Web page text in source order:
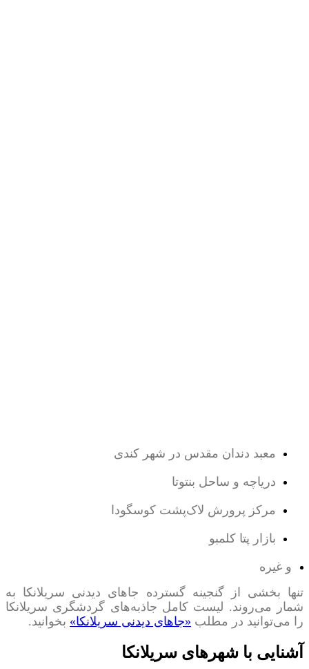
معبد دندان مقدس در شهر کندی
دریاچه و ساحل بنتوتا
مرکز پرورش لاک‌پشت کوسگودا
بازار پتا کلمبو
و غیره
تنها بخشی از گنجینه گسترده جاهای دیدنی سریلانکا به
شمار می‌روند. لیست کامل جاذبه‌های گردشگری سریلانکا
را می‌توانید در مطلب «جاهای دیدنی سریلانکا» بخوانید.
آشنایی با شهرهای سریلانکا